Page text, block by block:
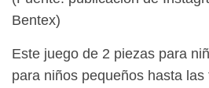
Bentex)
Este juego de 2 piezas para
para niños pequeños hasta